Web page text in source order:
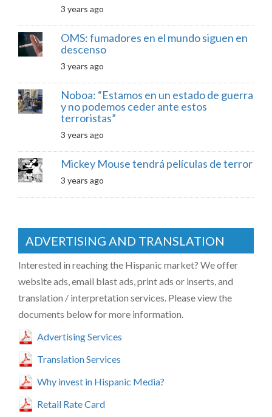
3 years ago
OMS: fumadores en el mundo siguen en
descenso
3 years ago
Noboa: “Estamos en un estado de guerra
y no podemos ceder ante estos
terroristas”
3 years ago
Mickey Mouse tendrá películas de terror
3 years ago
ADVERTISING AND TRANSLATION
Interested in reaching the Hispanic market? We offer
website ads, email blast ads, print ads or inserts, and
translation / interpretation services. Please view the
documents below for more information.
Advertising Services
Translation Services
Why invest in Hispanic Media?
Retail Rate Card